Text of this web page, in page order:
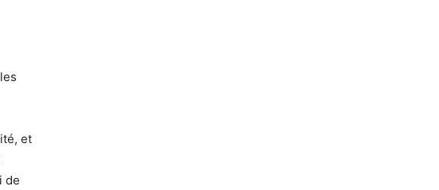
et
de